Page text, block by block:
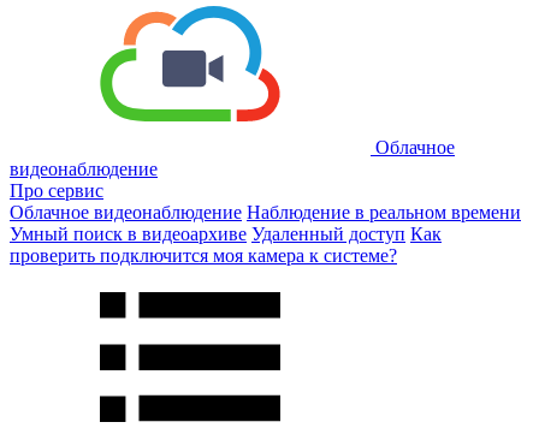
Облачное
видеонаблюдение
Про сервис
Облачное видеонаблюдение Наблюдение в реальном времени
Умный поиск в видеоархиве Удаленный доступ Как
проверить подключится моя камера к системе?